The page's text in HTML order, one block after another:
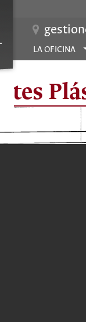
LA OFICINA